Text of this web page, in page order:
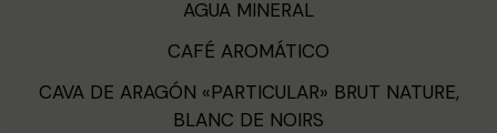
AGUA MINERAL
CAFÉ AROMÁTICO
CAVA DE ARAGÓN «PARTICULAR» BRUT NATURE,
BLANC DE NOIRS